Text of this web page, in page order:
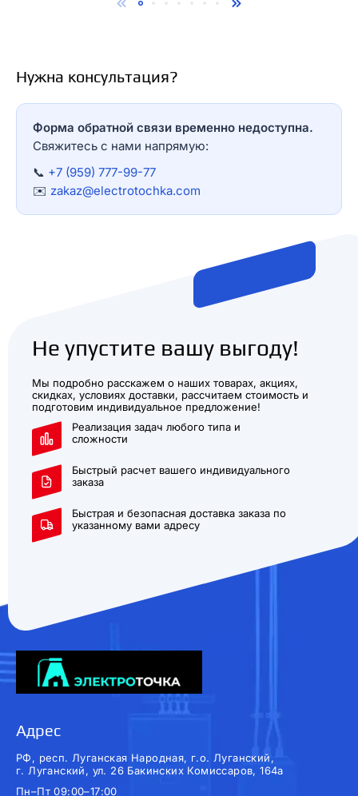
Нужна консультация?
Форма обратной связи временно недоступна.
Свяжитесь с нами напрямую:
📞 +7 (959) 777-99-77
✉️ zakaz@electrotochka.com
Не упустите вашу выгоду!
Мы подробно расскажем о наших товарах, акциях,
скидках, условиях доставки, рассчитаем стоимость и
подготовим индивидуальное предложение!
Реализация задач любого типа и
сложности
Быстрый расчет вашего индивидуального
заказа
Быстрая и безопасная доставка заказа по
указанному вами адресу
Адрес
РФ, респ. Луганская Народная, г.о. Луганский,
г. Луганский, ул. 26 Бакинских Комиссаров, 164а
Пн–Пт 09:00–17:00